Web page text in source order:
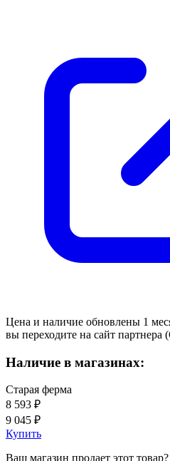
Цена и наличие обновлены 1
вы переходите на сайт партнера
Наличие в магазинах:
Старая ферма
8 593 ₽
9 045 ₽
Купить
Ваш магазин продает этот товар?